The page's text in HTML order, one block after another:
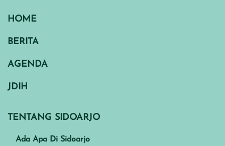
HOME
BERITA
AGENDA
JDIH
TENTANG SIDOARJO
Ada Apa Di Sidoarjo